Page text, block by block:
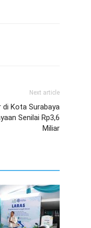
Next article
di Kota Surabaya
Senilai Rp3,6
Miliar